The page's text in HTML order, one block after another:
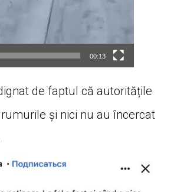
00:13
de faptul că autoritățile
și nici nu au încercat